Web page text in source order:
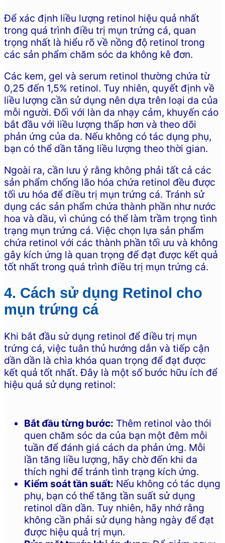
Để xác định liều lượng retinol hiệu quả nhất
trong quá trình điều trị mụn trứng cá, quan
trọng nhất là hiểu rõ về nồng độ retinol trong
các sản phẩm chăm sóc da không kê đơn.
Các kem, gel và serum retinol thường chứa từ
0,25 đến 1,5% retinol. Tuy nhiên, quyết định về
liều lượng cần sử dụng nên dựa trên loại da của
mỗi người. Đối với làn da nhạy cảm, khuyến cáo
bắt đầu với liều lượng thấp hơn và theo dõi
phản ứng của da. Nếu không có tác dụng phụ,
bạn có thể dần tăng liều lượng theo thời gian.
Ngoài ra, cần lưu ý rằng không phải tất cả các
sản phẩm chống lão hóa chứa retinol đều được
tối ưu hóa để điều trị mụn trứng cá. Tránh sử
dụng các sản phẩm chứa thành phần như nước
hoa và dầu, vì chúng có thể làm trầm trọng tình
trạng mụn trứng cá. Việc chọn lựa sản phẩm
chứa retinol với các thành phần tối ưu và không
gây kích ứng là quan trọng để đạt được kết quả
tốt nhất trong quá trình điều trị mụn trứng cá.
4. Cách sử dụng Retinol cho
mụn trứng cá
Khi bắt đầu sử dụng retinol để điều trị mụn
trứng cá, việc tuân thủ hướng dẫn và tiếp cận
dần dần là chìa khóa quan trọng để đạt được
kết quả tốt nhất. Đây là một số bước hữu ích để
hiệu quả sử dụng retinol:
Bắt đầu từng bước: Thêm retinol vào thói
quen chăm sóc da của bạn một đêm mỗi
tuần để đánh giá cách da phản ứng. Mỗi
lần tăng liều lượng, hãy chờ đến khi da
thích nghi để tránh tình trạng kích ứng.
Kiểm soát tần suất: Nếu không có tác dụng
phụ, bạn có thể tăng tần suất sử dụng
retinol dần dần. Tuy nhiên, hãy nhớ rằng
không cần phải sử dụng hàng ngày để đạt
được hiệu quả trị mụn.